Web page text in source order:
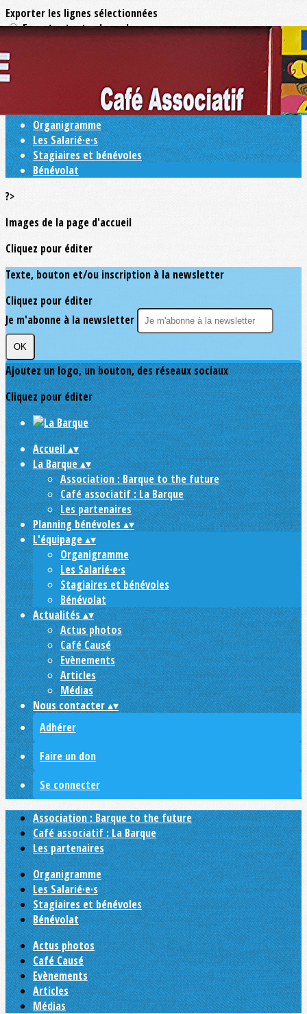
Exporter les lignes sélectionnées
Exporter toutes les colonnes
Menu
<
Organigramme
Les Salarié·e·s
Stagiaires et bénévoles
Bénévolat
?>
Images de la page d'accueil
Cliquez pour éditer
Texte, bouton et/ou inscription à la newsletter
Cliquez pour éditer
Je m'abonne à la newsletter
OK
Ajoutez un logo, un bouton, des réseaux sociaux
Cliquez pour éditer
Accueil▴▾
La Barque▴▾
Association : Barque to the future
Café associatif : La Barque
Les partenaires
Planning bénévoles▴▾
L'équipage▴▾
Organigramme
Les Salarié·e·s
Stagiaires et bénévoles
Bénévolat
Actualités▴▾
Actus photos
Café Causé
Evènements
Articles
Médias
Nous contacter▴▾
Adhérer
Faire un don
Se connecter
Association : Barque to the future
Café associatif : La Barque
Les partenaires
Organigramme
Les Salarié·e·s
Stagiaires et bénévoles
Bénévolat
Actus photos
Café Causé
Evènements
Articles
Médias